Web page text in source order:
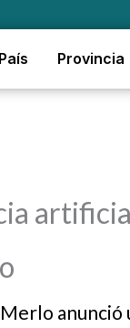
País Provincia
anunció